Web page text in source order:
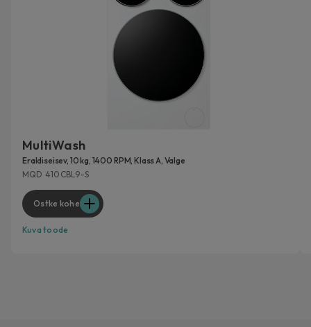
MultiWash
Eraldiseisev, 10 kg, 1400 RPM, Klass A, Valge
MQD 410CBL9-S
Ostke kohe
Kuva toode